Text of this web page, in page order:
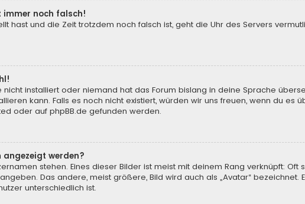
immer noch falsch!
hast und die Zeit trotzdem noch falsch ist, geht die Uhr des Servers
installiert oder niemand hat das Forum bislang in deine Sprache
kann. Falls es noch nicht existiert, würden wir uns freuen, wenn du es
oder auf phpBB.de gefunden werden.
angezeigt werden?
stehen. Eines dieser Bilder ist meist mit deinem Rang verknüpft: Oft
Das andere, meist größere, Bild wird auch als „Avatar“ bezeichnet.
unterschiedlich ist.